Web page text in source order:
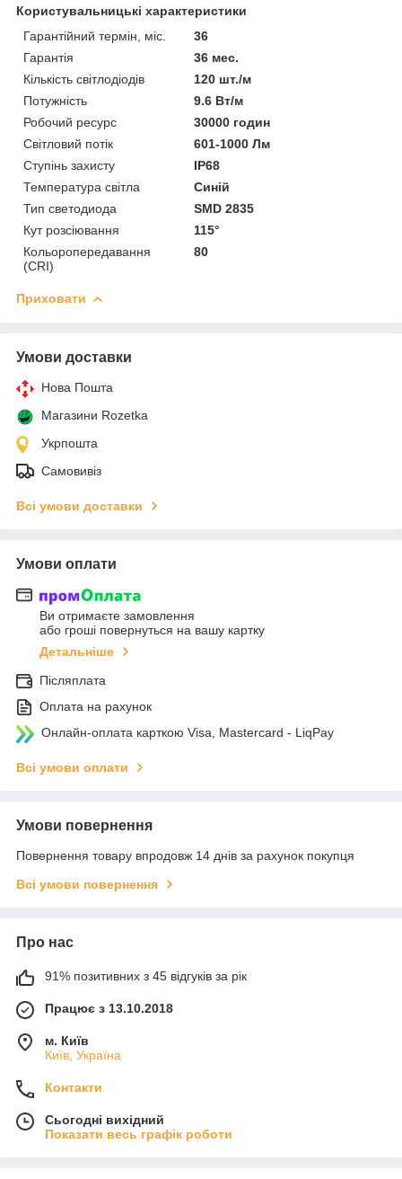
Користувальницькі характеристики
Гарантійний термін, міс.
36
Гарантія
36 мес.
Кількість світлодіодів
120 шт./м
Потужність
9.6 Вт/м
Робочий ресурс
30000 годин
Світловий потік
601-1000 Лм
Ступінь захисту
IP68
Температура світла
Синій
Тип светодиода
SMD 2835
Кут розсіювання
115°
Кольоропередавання
(CRI)
80
Приховати
Умови доставки
Нова Пошта
Магазини Rozetka
Укрпошта
Самовивіз
Всі умови доставки
Умови оплати
Ви отримаєте замовлення
або гроші повернуться на вашу картку
Детальніше
Післяплата
Оплата на рахунок
Онлайн-оплата карткою Visa, Mastercard - LiqPay
Всі умови оплати
Умови повернення
Повернення товару впродовж 14 днів за рахунок покупця
Всі умови повернення
Про нас
91% позитивних з 45 відгуків за рік
Працює з 13.10.2018
м. Київ
Київ, Україна
Контакти
Сьогодні вихідний
Показати весь графік роботи